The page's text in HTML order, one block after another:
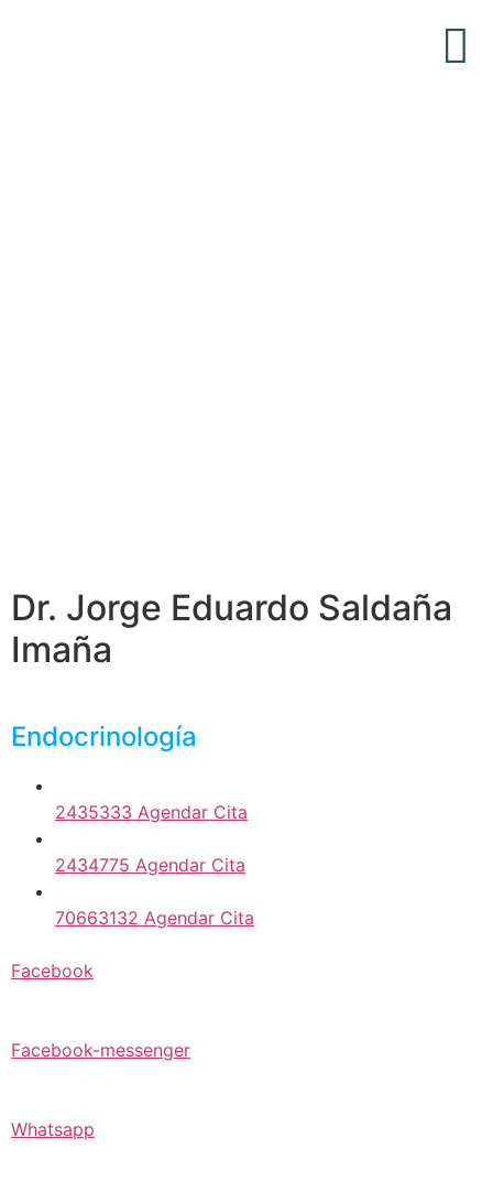
Dr. Jorge Eduardo Saldaña
Imaña
Endocrinología
2435333 Agendar Cita
2434775 Agendar Cita
70663132 Agendar Cita
Facebook
Facebook-messenger
Whatsapp